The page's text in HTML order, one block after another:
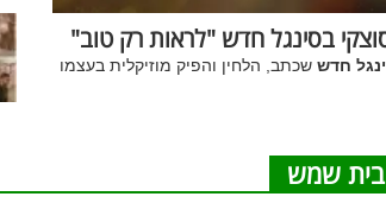
בסינגל חדש "לראות רק טוב"
חדש שכתב, הלחין והפיק מוזיקלית בעצמו
בית שמש